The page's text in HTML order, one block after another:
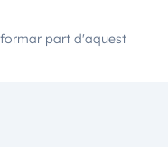
part d'aquest